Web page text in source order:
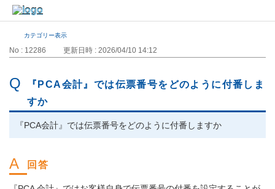
カテゴリー表示
No : 12286 更新日時 : 2026/04/10 14:12
『PCA会計』では伝票番号をどのように付番しま
すか
『PCA会計』では伝票番号をどのように付番しますか